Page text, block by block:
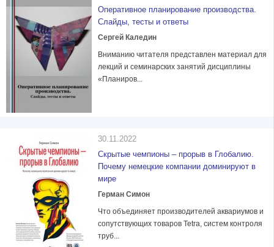
Оперативное планирование производства.
Слайды, тесты и ответы
Сергей Каледин
Вниманию читателя представлен материал для
лекций и семинарских занятий дисциплины
«Планиров...
30.11.2022
Скрытые чемпионы – прорыв в Глобалию.
Почему немецкие компании доминируют в
мире
Герман Симон
Что объединяет производителей аквариумов и
сопутствующих товаров Tetra, систем контроля
труб...